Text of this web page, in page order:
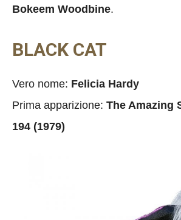
Bokeem Woodbine.
BLACK CAT
Vero nome: Felicia Hardy
Prima apparizione: The Amazing
194 (1979)